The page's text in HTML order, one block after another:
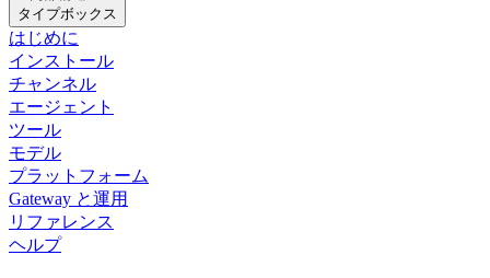
タイプボックス
はじめに
インストール
チャンネル
エージェント
ツール
モデル
プラットフォーム
Gateway と運用
リファレンス
ヘルプ